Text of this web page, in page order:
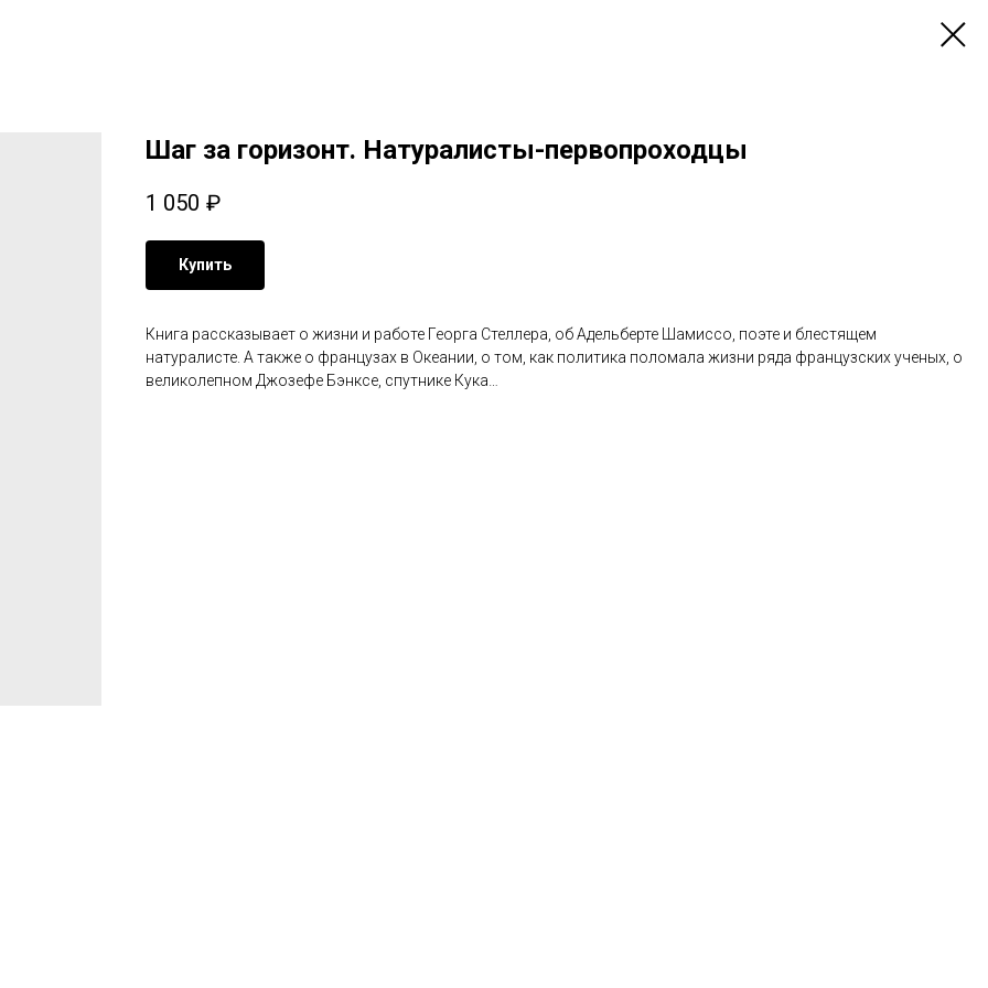
Шаг за горизонт. Натуралисты-первопроходцы
1 050 ₽
Купить
Книга рассказывает о жизни и работе Георга Стеллера, об Адельберте Шамиссо, поэте и блестящем
натуралисте. А также о французах в Океании, о том, как политика поломала жизни ряда французских ученых, о
великолепном Джозефе Бэнксе, спутнике Кука…